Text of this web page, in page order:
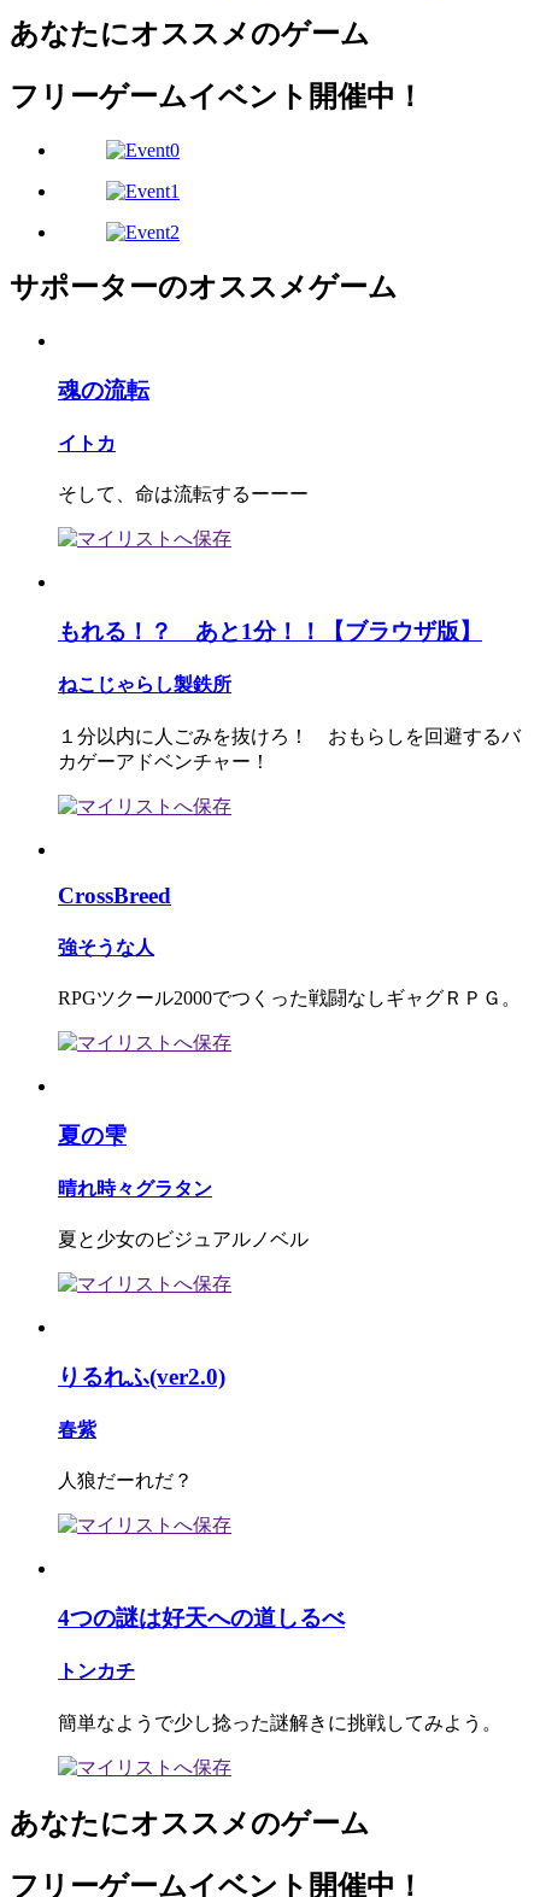
あなたにオススメのゲーム
フリーゲームイベント開催中！
サポーターのオススメゲーム
魂の流転
イトカ
そして、命は流転するーーー
もれる！？ あと1分！！【ブラウザ版】
ねこじゃらし製鉄所
１分以内に人ごみを抜けろ！ おもらしを回避するバ
カゲーアドベンチャー！
CrossBreed
強そうな人
RPGツクール2000でつくった戦闘なしギャグＲＰＧ。
夏の雫
晴れ時々グラタン
夏と少女のビジュアルノベル
りるれふ(ver2.0)
春紫
人狼だーれだ？
4つの謎は好天への道しるべ
トンカチ
簡単なようで少し捻った謎解きに挑戦してみよう。
あなたにオススメのゲーム
フリーゲームイベント開催中！